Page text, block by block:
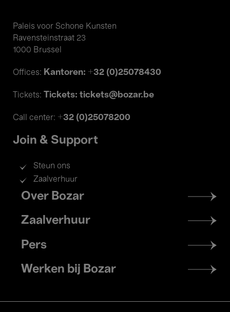
Paleis voor Schone Kunsten
Ravensteinstraat 23
1000 Brussel
Offices: Kantoren: +32 (0)25078430
Tickets: Tickets: tickets@bozar.be
Call center: +32 (0)25078200
Join & Support
Steun ons
Zaalverhuur
Footer
menu
Over Bozar
Zaalverhuur
Pers
Werken bij Bozar